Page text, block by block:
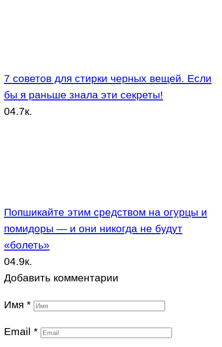
7 советов для стирки черных вещей. Если
бы я раньше знала эти секреты!
04.7к.
Попшикайте этим средством на огурцы и
помидоры — и они никогда не будут
«болеть»
04.9к.
Добавить комментарии
Имя *
Email *